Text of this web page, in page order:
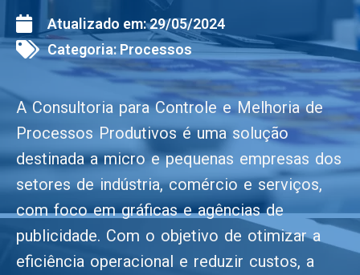
Atualizado em:29/05/2024
Categoria: Processos
A Consultoria para Controle e Melhoria de
Processos Produtivos é uma solução
destinada a micro e pequenas empresas dos
setores de indústria, comércio e serviços,
com foco em gráficas e agências de
publicidade. Com o objetivo de otimizar a
eficiência operacional e reduzir custos, a